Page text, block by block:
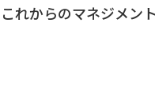
これからのマネジメント